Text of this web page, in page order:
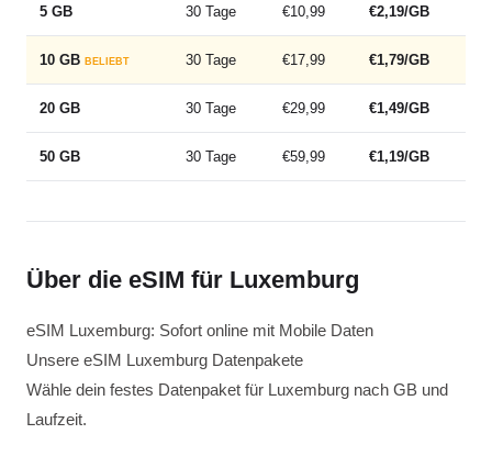
5 GB 30 Tage €10,99 €2,19/GB
10 GB BELIEBT 30 Tage €17,99 €1,79/GB
20 GB 30 Tage €29,99 €1,49/GB
50 GB 30 Tage €59,99 €1,19/GB
Über die eSIM für Luxemburg
eSIM Luxemburg: Sofort online mit Mobile Daten
Unsere eSIM Luxemburg Datenpakete
Wähle dein festes Datenpaket für Luxemburg nach GB und
Laufzeit.